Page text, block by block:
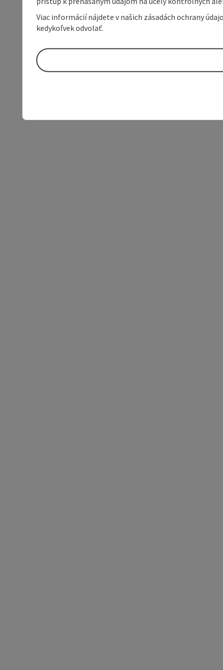
Viac informácií nájdete v našich zásadách ochrany
kedykoľvek odvolať.